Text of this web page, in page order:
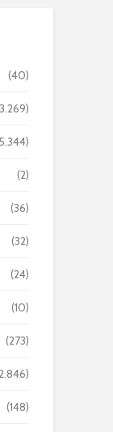
(40)
(2)
(36)
(32)
(24)
(10)
(273)
(148)